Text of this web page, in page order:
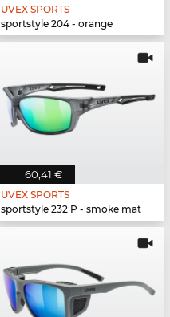
UVEX SPORTS
sportstyle 204 - orange
60,41 €
UVEX SPORTS
sportstyle 232 P - smoke mat